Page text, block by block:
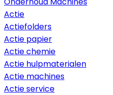
Actie
Actiefolders
Actie papier
Actie chemie
Actie hulpmaterialen
Actie machines
Actie service